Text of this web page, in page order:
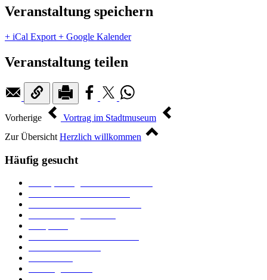
Veranstaltung speichern
+ iCal Export + Google Kalender
Veranstaltung teilen
Vorherige
Vortrag im Stadtmuseum
Zur Übersicht Herzlich willkommen
Häufig gesucht